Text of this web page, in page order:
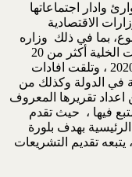
وادار اجتماعاتها
الاقتصادية
بما في ذلك وزاره
اجتماعا في الفترة ما بين ايار 2020 وأب 2020 ، وتلقت افادات
في الدولة وكذلك من
تقريرها المعروف
فيها ، حيث تقدم
بهدف بلورة
تقديم التشريعات